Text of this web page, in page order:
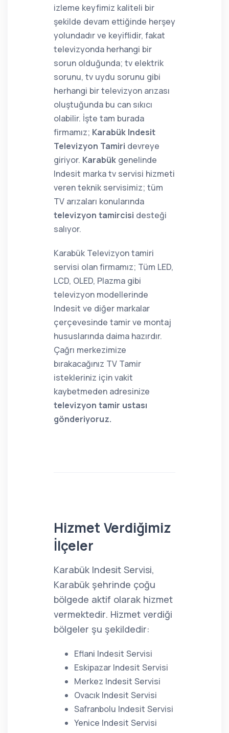
izleme keyfimiz kaliteli bir
şekilde devam ettiğinde herşey
yolundadır ve keyiflidir, fakat
televizyonda herhangi bir
sorun olduğunda; tv elektrik
sorunu, tv uydu sorunu gibi
herhangi bir televizyon arızası
oluştuğunda bu can sıkıcı
olabilir. İşte tam burada
firmamız; Karabük Indesit
Televizyon Tamiri devreye
giriyor. Karabük genelinde
Indesit marka tv servisi hizmeti
veren teknik servisimiz; tüm
TV arızaları konularında
televizyon tamircisi desteği
salıyor.
Karabük Televizyon tamiri
servisi olan firmamız; Tüm LED,
LCD, OLED, Plazma gibi
televizyon modellerinde
Indesit ve diğer markalar
çerçevesinde tamir ve montaj
hususlarında daima hazırdır.
Çağrı merkezimize
bırakacağınız TV Tamir
istekleriniz için vakit
kaybetmeden adresinize
televizyon tamir ustası
gönderiyoruz.
Hizmet Verdiğimiz
İlçeler
Karabük Indesit Servisi,
Karabük şehrinde çoğu
bölgede aktif olarak hizmet
vermektedir. Hizmet verdiği
bölgeler şu şekildedir:
Eflani Indesit Servisi
Eskipazar Indesit Servisi
Merkez Indesit Servisi
Ovacık Indesit Servisi
Safranbolu Indesit Servisi
Yenice Indesit Servisi